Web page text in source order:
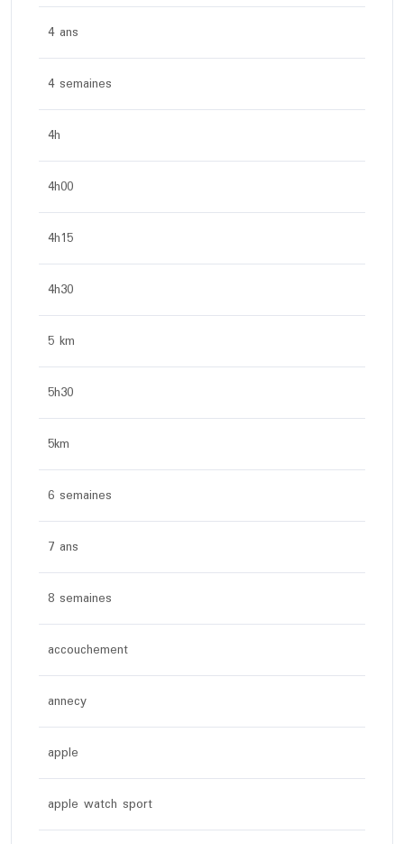
4 ans
4 semaines
4h
4h00
4h15
4h30
5 km
5h30
5km
6 semaines
7 ans
8 semaines
accouchement
annecy
apple
apple watch sport